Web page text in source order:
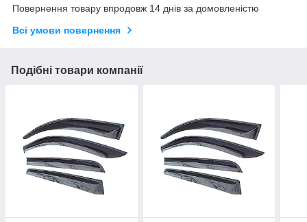
Повернення товару впродовж 14 днів за домовленістю
Всі умови повернення
Подібні товари компанії